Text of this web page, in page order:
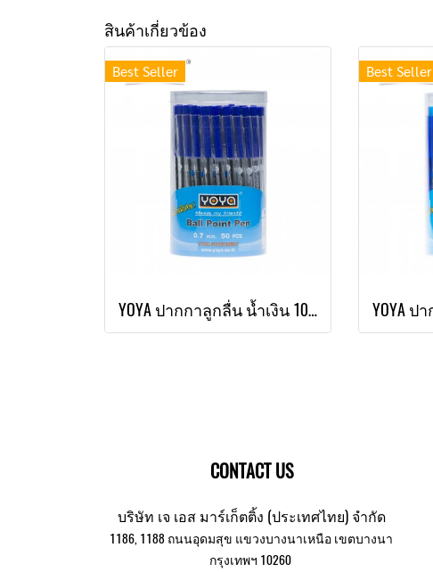
สินค้าเกี่ยวข้อง
Best Seller
YOYA ปากกาลูกลื่น น้ำเงิน 1016 แพ็ค 50
Best Seller
CONTACT US
บริษัท เจ เอส มาร์เก็ตติ้ง (ประเทศไทย) จำกัด
1186, 1188 ถนนอุดมสุข แขวงบางนาเหนือ เขตบางนา
กรุงเทพฯ 10260